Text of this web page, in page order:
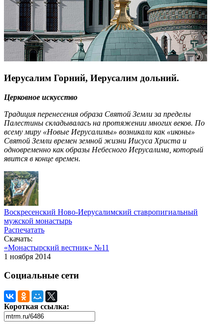
Иерусалим Горний, Иерусалим дольний.
Церковное искусство
Традиция перенесения образа Святой Земли за пределы
Палестины складывалась на протяжении многих веков. По
всему миру «Новые Иерусалимы» возникали как «иконы»
Святой Земли времен земной жизни Иисуса Христа и
одновременно как образы Небесного Иерусалима, который
явится в конце времен.
Воскресенский Ново-Иерусалимский ставропигиальный
мужской монастырь
Распечатать
Скачать:
«Монастырский вестник» №11
1 ноября 2014
Социальные сети
Короткая ссылка: